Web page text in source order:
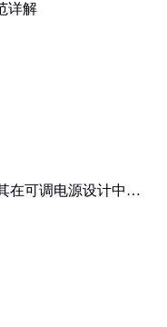
详解
在可调电源设计中的